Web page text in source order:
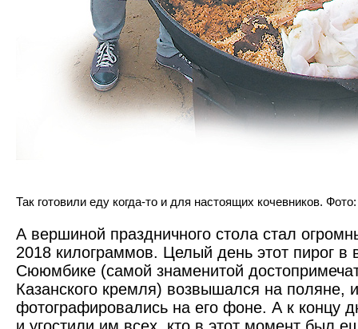
Так готовили еду когда-то и для настоящих кочевников.
А вершиной праздничного стола стал
2018 килограммов. Целый день этот пирог в
Сююмбике (самой знаменитой
Казанского кремля) возвышался на поляне,
фотографировались на его фоне. А к концу